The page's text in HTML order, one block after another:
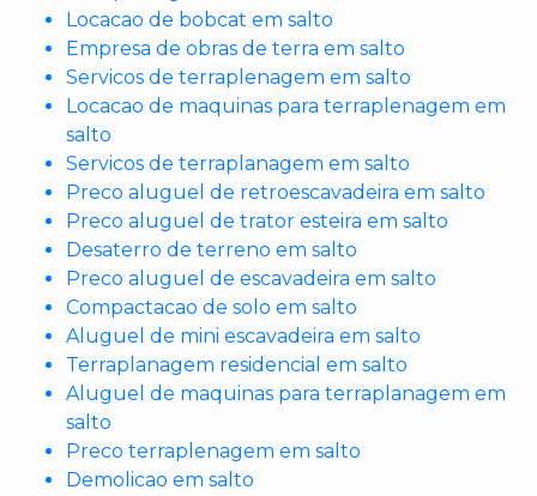
Locacao de bobcat em salto
Empresa de obras de terra em salto
Servicos de terraplenagem em salto
Locacao de maquinas para terraplenagem em
salto
Servicos de terraplanagem em salto
Preco aluguel de retroescavadeira em salto
Preco aluguel de trator esteira em salto
Desaterro de terreno em salto
Preco aluguel de escavadeira em salto
Compactacao de solo em salto
Aluguel de mini escavadeira em salto
Terraplanagem residencial em salto
Aluguel de maquinas para terraplanagem em
salto
Preco terraplenagem em salto
Demolicao em salto